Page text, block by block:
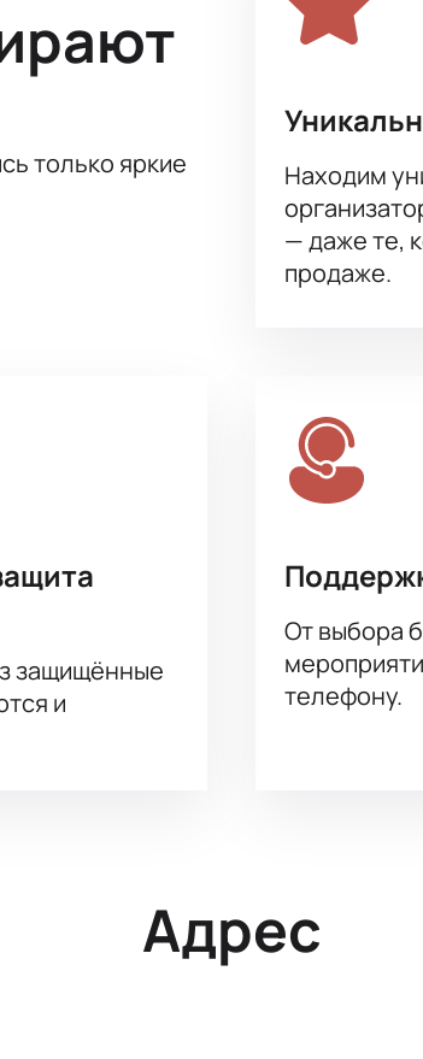
только яркие
Находим
— даже те,
продаже.
защищённые
и
От выбора
телефону.
Адрес